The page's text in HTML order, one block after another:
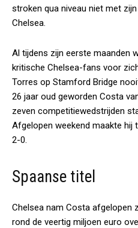
stroken qua niveau niet met
Chelsea.
Al tijdens zijn eerste maanden
kritische Chelsea-fans voor
Torres op Stamford Bridge
26 jaar oud geworden Costa
zeven competitiewedstrijden
Afgelopen weekend maakte hij
2-0.
Spaanse titel
Chelsea nam Costa afgelopen
rond de veertig miljoen euro